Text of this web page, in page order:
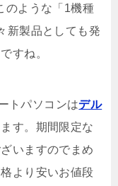
のような「1機種
新製品としても発
すね。
トパソコンはデル
す。期間限定な
いますのでまめ
より安いお値段